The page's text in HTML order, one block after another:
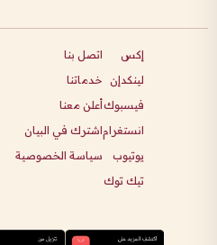
إكس
لينكدإن
فيسبوك
انستغرام
يوتيوب
تيك توك
اتصل بنا
خدماتنا
أعلن معنا
اشترك في البيان
سياسة الخصوصية